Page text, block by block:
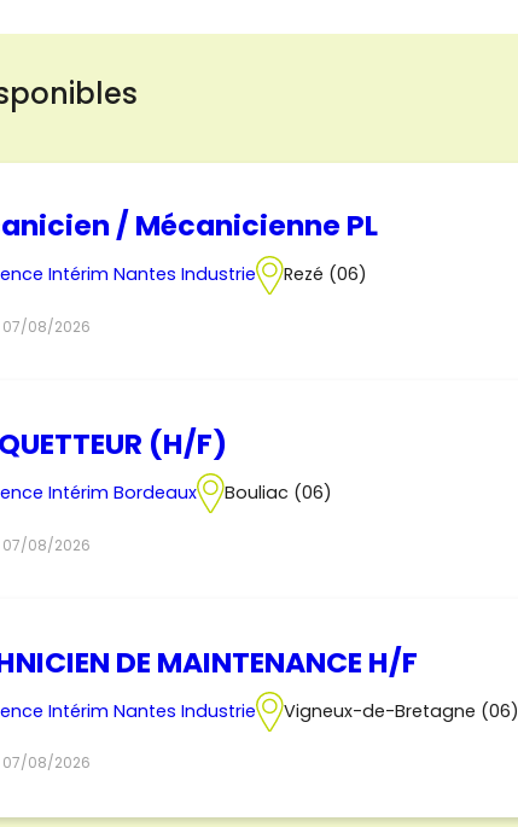
/ Mécanicienne PL
Intérim Nantes Industrie Rezé (06)
07/08/2026
(H/F)
Intérim Bordeaux Bouliac (06)
07/08/2026
DE MAINTENANCE H/F
Intérim Nantes Industrie Vigneux-de-Bretagne (06)
07/08/2026